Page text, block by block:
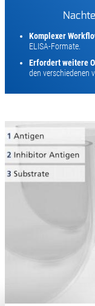
Komplexer
ELISA-Formate.
Erfordert weitere
den verschiedenen